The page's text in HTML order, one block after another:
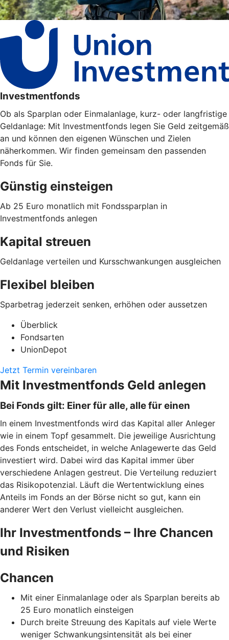
Investmentfonds
Ob als Sparplan oder Einmalanlage, kurz- oder langfristige
Geldanlage: Mit Investmentfonds legen Sie Geld zeitgemäß
an und können den eigenen Wünschen und Zielen
näherkommen. Wir finden gemeinsam den passenden
Fonds für Sie.
Günstig einsteigen
Ab 25 Euro monatlich mit Fondssparplan in
Investmentfonds anlegen
Kapital streuen
Geldanlage verteilen und Kursschwankungen ausgleichen
Flexibel bleiben
Sparbetrag jederzeit senken, erhöhen oder aussetzen
Überblick
Fondsarten
UnionDepot
Jetzt Termin vereinbaren
Mit Investmentfonds Geld anlegen
Bei Fonds gilt: Einer für alle, alle für einen
In einem Investmentfonds wird das Kapital aller Anleger
wie in einem Topf gesammelt. Die jeweilige Ausrichtung
des Fonds entscheidet, in welche Anlagewerte das Geld
investiert wird. Dabei wird das Kapital immer über
verschiedene Anlagen gestreut. Die Verteilung reduziert
das Risikopotenzial. Läuft die Wertentwicklung eines
Anteils im Fonds an der Börse nicht so gut, kann ein
anderer Wert den Verlust vielleicht ausgleichen.
Ihr Investmentfonds – Ihre Chancen
und Risiken
Chancen
Mit einer Einmalanlage oder als Sparplan bereits ab
25 Euro monatlich einsteigen
Durch breite Streuung des Kapitals auf viele Werte
weniger Schwankungsintensität als bei einer